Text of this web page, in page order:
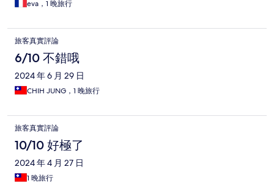
eva，1 晚旅行
旅客真實評論
6/10 不錯哦
2024 年 6 月 29 日
CHIH JUNG，1 晚旅行
旅客真實評論
10/10 好極了
2024 年 4 月 27 日
1 晚旅行